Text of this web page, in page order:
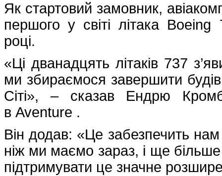
Як стартовий замовник,
першого у світі літака
році.
«Ці дванадцять літаків 737
ми збираємося завершити
Сіті», – сказав Ендрю
в Aventure .
Він додав: «Це забезпечить
ніж ми маємо зараз, і ще
підтримувати це значне